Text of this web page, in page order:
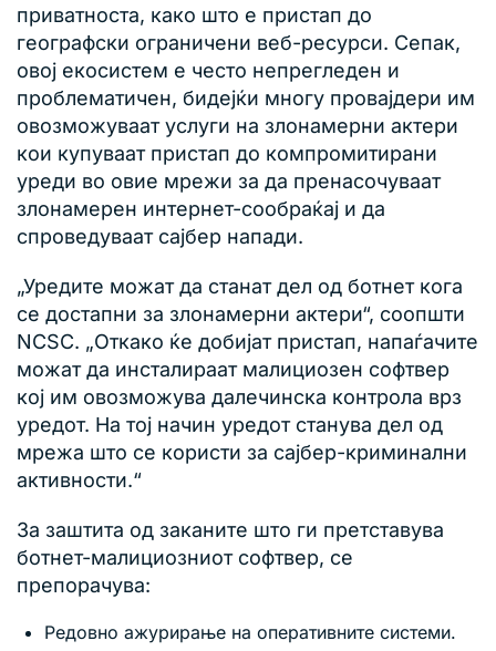
приватноста, како што е пристап до
географски ограничени веб-ресурси. Сепак,
овој екосистем е често непрегледен и
проблематичен, бидејќи многу провајдери им
овозможуваат услуги на злонамерни актери
кои купуваат пристап до компромитирани
уреди во овие мрежи за да пренасочуваат
злонамерен интернет-сообраќај и да
спроведуваат сајбер напади.
„Уредите можат да станат дел од ботнет кога
се достапни за злонамерни актери“, соопшти
NCSC. „Откако ќе добијат пристап, напаѓачите
можат да инсталираат малициозен софтвер
кој им овозможува далечинска контрола врз
уредот. На тој начин уредот станува дел од
мрежа што се користи за сајбер-криминални
активности.“
За заштита од заканите што ги претставува
ботнет-малициозниот софтвер, се
препорачува:
Редовно ажурирање на оперативните системи.